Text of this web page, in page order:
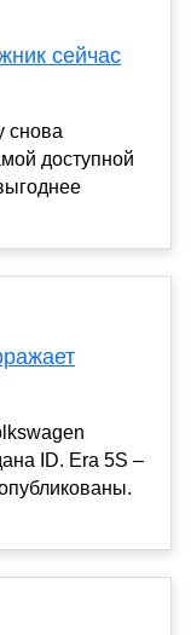
сейчас
снова
доступной
ID. Era 5S –